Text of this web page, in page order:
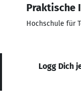
Praktische
Hochschule für
Logg Dich